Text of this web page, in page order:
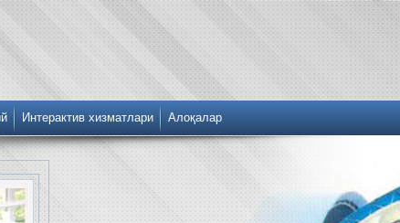
Интерактив хизматлари Алоқалар